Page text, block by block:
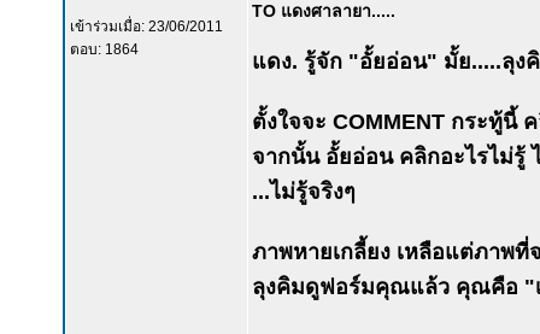
เข้าร่วมเมื่อ: 23/06/2011
ตอบ: 1864
TO แดงศาลายา.....
แดง. รู้จัก "อั้ยอ่อน" มั้ย.....ลุง
ตั้งใจจะ COMMENT กระทู้นี้
จากนั้น อั้ยอ่อน คลิกอะไรไม่รู้
...ไม่รู้จริงๆ
ภาพหายเกลี้ยง เหลือแต่ภาพที่
ลุงคิมดูฟอร์มคุณแล้ว คุณคือ "